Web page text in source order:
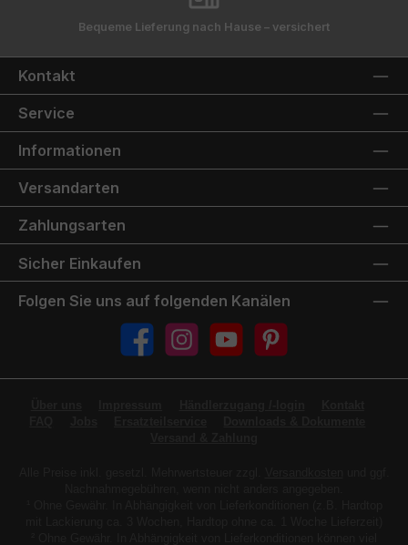
Bequeme Lieferung nach Hause – versichert
Kontakt
Service
Informationen
Versandarten
Zahlungsarten
Sicher Einkaufen
Folgen Sie uns auf folgenden Kanälen
FacebookInstagramYouTube Pinterest